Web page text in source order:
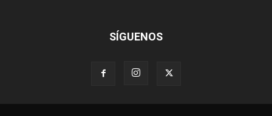
SÍGUENOS